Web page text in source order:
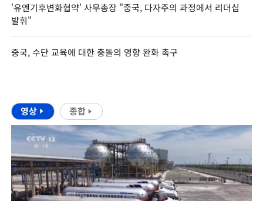
'유엔기후변화협약' 사무총장 "중국, 다자주의 과정에서 리더십
발휘"
중국, 수단 교육에 대한 충돌의 영향 완화 촉구
영상 종합